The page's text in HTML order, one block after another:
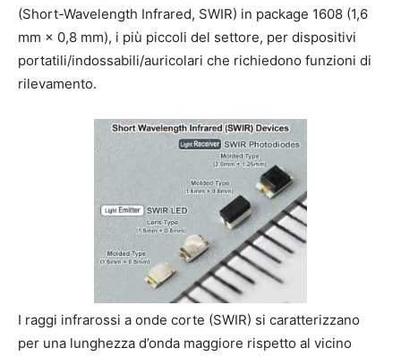
(Short-Wavelength Infrared, SWIR) in package 1608 (1,6
mm × 0,8 mm), i più piccoli del settore, per dispositivi
portatili/indossabili/auricolari che richiedono funzioni di
rilevamento.
I raggi infrarossi a onde corte (SWIR) si caratterizzano
per una lunghezza d’onda maggiore rispetto al vicino